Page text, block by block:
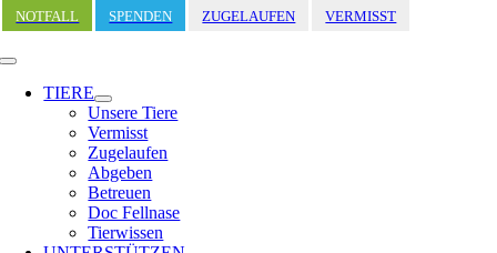
Zum
Inhalt
springen
NOTFALL SPENDEN ZUGELAUFEN VERMISST
Toggle
Navigation
TIERE
Unsere Tiere
Vermisst
Zugelaufen
Abgeben
Betreuen
Doc Fellnase
Tierwissen